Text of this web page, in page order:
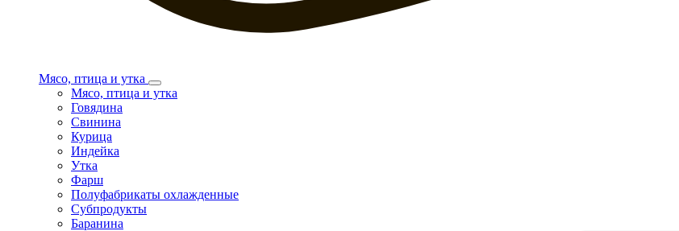
Мясо, птица и утка
Мясо, птица и утка
Говядина
Свинина
Курица
Индейка
Утка
Фарш
Полуфабрикаты охлажденные
Субпродукты
Баранина